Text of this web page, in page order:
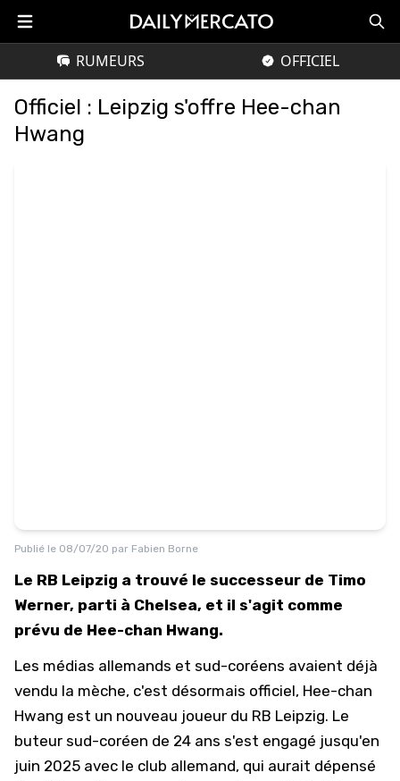
RUMEURS OFFICIEL
Officiel : Leipzig s'offre Hee-chan
Hwang
Publié le 08/07/20 par Fabien Borne
Le RB Leipzig a trouvé le successeur de Timo
Werner, parti à Chelsea, et il s'agit comme
prévu de Hee-chan Hwang.
Les médias allemands et sud-coréens avaient déjà
vendu la mèche, c'est désormais officiel, Hee-chan
Hwang est un nouveau joueur du RB Leipzig. Le
buteur sud-coréen de 24 ans s'est engagé jusqu'en
juin 2025 avec le club allemand, qui aurait dépensé